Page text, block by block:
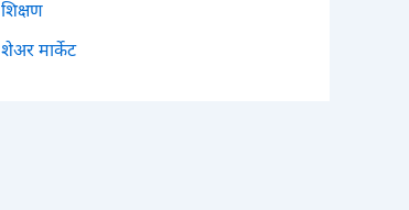
शिक्षण
शेअर मार्केट